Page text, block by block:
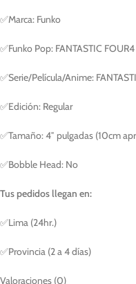
✅Marca: Funko
✅Funko Pop: FANTASTIC
✅Serie/Película/Anime:
✅Edición: Regular
✅Tamaño: 4″ pulgadas (10cm
✅Bobble Head: No
Tus pedidos llegan en:
✅Lima (24hr.)
✅Provincia (2 a 4 días)
Valoraciones (0)